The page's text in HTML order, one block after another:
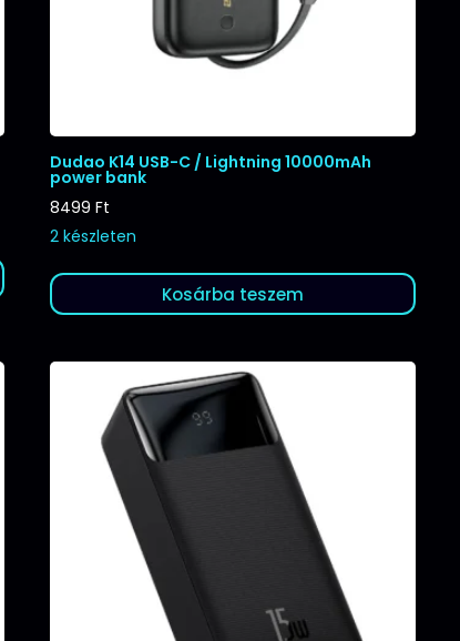
Dudao K14 USB-C / Lightning 10000mAh
power bank
8499 Ft
2 készleten
Kosárba teszem